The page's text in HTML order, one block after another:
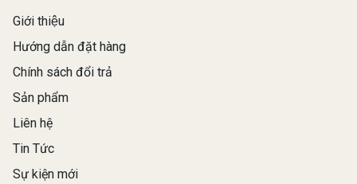
Giới thiệu
Hướng dẫn đặt hàng
Chính sách đổi trả
Sản phẩm
Liên hệ
Tin Tức
Sự kiện mới